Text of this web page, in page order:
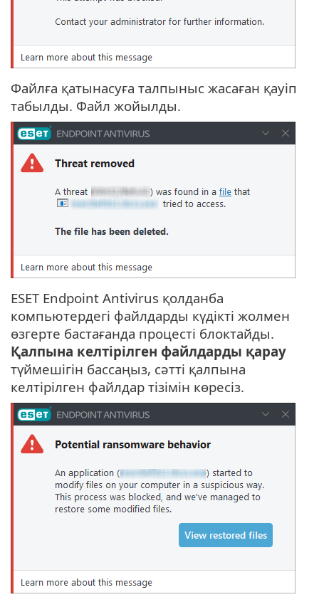
Файлға қатынасуға талпыныс жасаған қауіп
табылды. Файл жойылды.
ESET Endpoint Antivirus қолданба
компьютердегі файлдарды күдікті жолмен
өзгерте бастағанда процесті блоктайды.
Қалпына келтірілген файлдарды қарау
түймешігін бассаңыз, сәтті қалпына
келтірілген файлдар тізімін көресіз.